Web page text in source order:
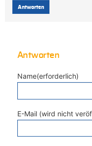
Antworten
Antworten
Name(erforderlich)
E-Mail (wird nicht